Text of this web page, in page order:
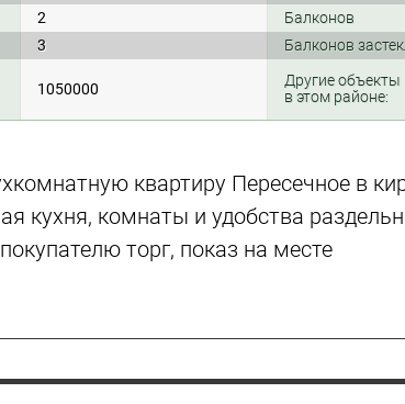
2 Балконов
3 Балконов
1050000
Другие объекты
в этом районе:
квартиру Пересечное в
кухня, комнаты и удобства
торг, показ на месте